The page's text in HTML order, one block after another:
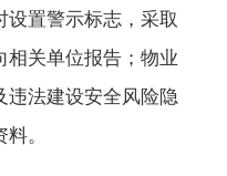
设置警示标志，采取
相关单位报告；物业
违法建设安全风险隐
。